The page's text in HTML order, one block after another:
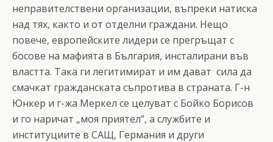
неправителствени организации, въпреки натиска
над тях, както и от отделни граждани. Нещо
повече, европейските лидери се прегръщат с
босове на мафията в България, инсталирани във
властта. Така ги легитимират и им дават сила да
смачкат гражданската съпротива в страната. Г-н
Юнкер и г-жа Меркел се целуват с Бойко Борисов
и го наричат „моя приятел”, а службите и
институциите в САЩ, Германия и други